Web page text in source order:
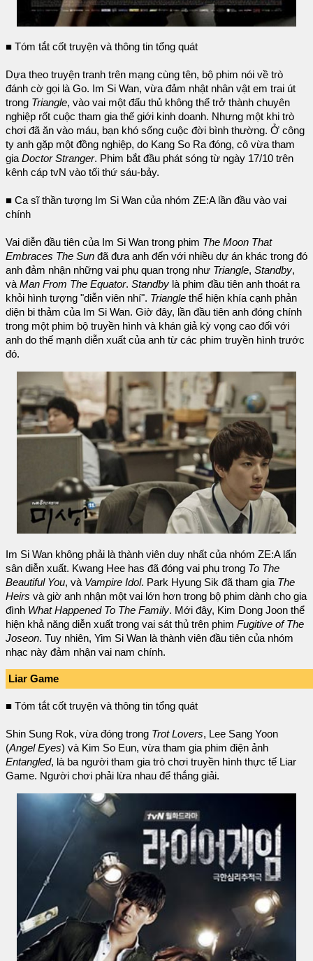
■ Tóm tắt cốt truyện và thông tin tổng quát
Dựa theo truyện tranh trên mạng cùng tên, bộ phim nói về trò
đánh cờ gọi là Go. Im Si Wan, vừa đảm nhật nhân vật em trai út
trong Triangle, vào vai một đấu thủ không thể trở thành chuyên
nghiệp rốt cuộc tham gia thế giới kinh doanh. Nhưng một khi trò
chơi đã ăn vào máu, bạn khó sống cuộc đời bình thường. Ở công
ty anh gặp một đồng nghiệp, do Kang So Ra đóng, cô vừa tham
gia Doctor Stranger. Phim bắt đầu phát sóng từ ngày 17/10 trên
kênh cáp tvN vào tối thứ sáu-bảy.
■ Ca sĩ thần tượng Im Si Wan của nhóm ZE:A lần đầu vào vai
chính
Vai diễn đầu tiên của Im Si Wan trong phim The Moon That
Embraces The Sun đã đưa anh đến với nhiều dự án khác trong đó
anh đảm nhận những vai phụ quan trọng như Triangle, Standby,
và Man From The Equator. Standby là phim đầu tiên anh thoát ra
khỏi hình tượng "diễn viên nhí". Triangle thể hiện khía cạnh phản
diện bi thảm của Im Si Wan. Giờ đây, lần đầu tiên anh đóng chính
trong một phim bộ truyền hình và khán giả kỳ vọng cao đối với
anh do thế mạnh diễn xuất của anh từ các phim truyền hình trước
đó.
Im Si Wan không phải là thành viên duy nhất của nhóm ZE:A lấn
sân diễn xuất. Kwang Hee has đã đóng vai phụ trong To The
Beautiful You, và Vampire Idol. Park Hyung Sik đã tham gia The
Heirs và giờ anh nhận một vai lớn hơn trong bộ phim dành cho gia
đình What Happened To The Family. Mới đây, Kim Dong Joon thể
hiện khả năng diễn xuất trong vai sát thủ trên phim Fugitive of The
Joseon. Tuy nhiên, Yim Si Wan là thành viên đầu tiên của nhóm
nhạc này đảm nhận vai nam chính.
Liar Game
■ Tóm tắt cốt truyện và thông tin tổng quát
Shin Sung Rok, vừa đóng trong Trot Lovers, Lee Sang Yoon
(Angel Eyes) và Kim So Eun, vừa tham gia phim điện ảnh
Entangled, là ba người tham gia trò chơi truyền hình thực tế Liar
Game. Người chơi phải lừa nhau để thắng giải.